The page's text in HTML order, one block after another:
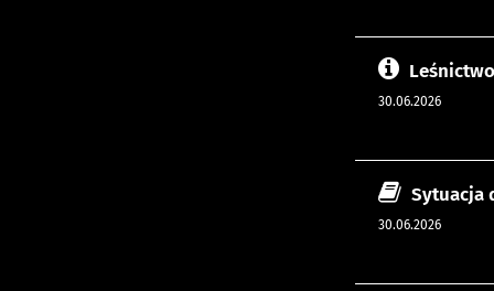
30.06.2026
Sytuacja
30.06.2026